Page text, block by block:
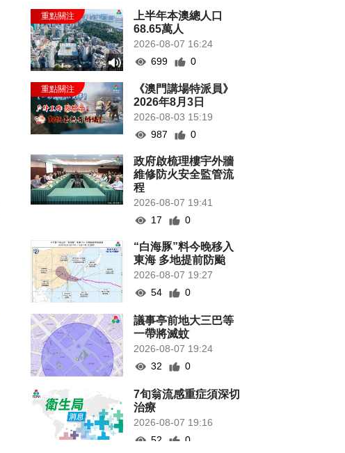
上半年本澳總人口
68.65萬人
2026-08-07 16:24
699
0
《澳門講場特派員》
2026年8月3日
2026-08-03 15:19
987
0
政府啟梳理樓宇外牆
維修防火安全監管流
程
2026-08-07 19:41
17
0
“白海豚”料今晚移入
東海 多地提前防颱
2026-08-07 19:27
54
0
議事亭前地大三巴等
一帶將滅蚊
2026-08-07 19:24
32
0
7旬翁流感重症須深切
治療
2026-08-07 19:16
52
0